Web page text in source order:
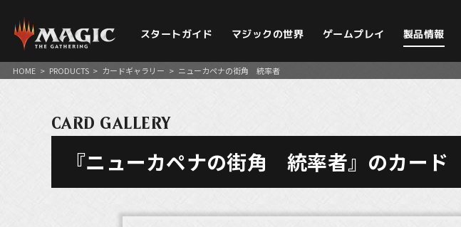
スタートガイド マジックの世界 ゲームプレイ 製品情報
HOME > PRODUCTS > カードギャラリー > ニューカペナの街角 統率者
CARD GALLERY
『ニューカペナの街角 統率者』のカード